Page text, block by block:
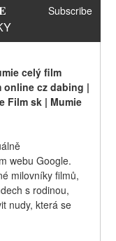
Subscribe
celý film
online cz dabing |
Film sk | Mumie
webu Google.
milovníky filmů,
s rodinou,
nudy, která se